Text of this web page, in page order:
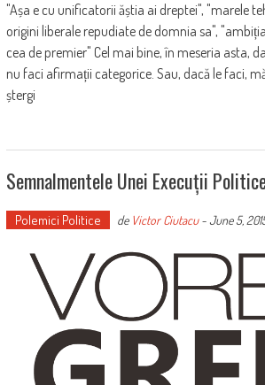
"Așa e cu unificatorii ăștia ai dreptei", "marele
origini liberale repudiate de domnia sa",
cea de premier" Cel mai bine, în meseria asta,
nu faci afirmații categorice. Sau, dacă le faci,
ștergi
Semnalmentele Unei Execuții
Polemici Politice de Victor Ciutacu-June 5,